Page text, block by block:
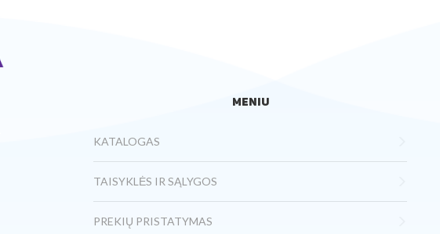
MENIU
KATALOGAS
TAISYKLĖS IR SĄLYGOS
PREKIŲ PRISTATYMAS